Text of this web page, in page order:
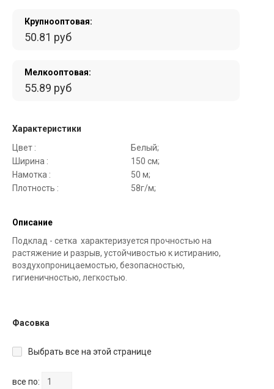
Крупнооптовая:
50.81 руб
Мелкооптовая:
55.89 руб
Характеристики
Цвет :
Белый;
Ширина :
150 см;
Намотка :
50 м;
Плотность :
58г/м;
Описание
Подклад - сетка характеризуется прочностью на
растяжение и разрыв, устойчивостью к истиранию,
воздухопроницаемостью, безопасностью,
гигиеничностью, легкостью.
Фасовка
Выбрать все на этой странице
все по: